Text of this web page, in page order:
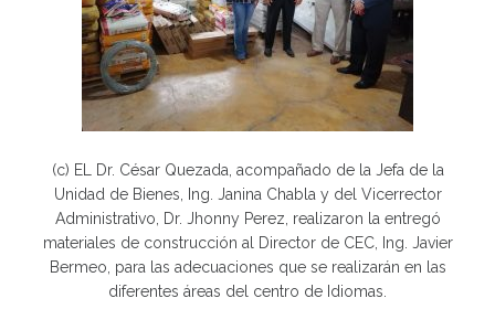
(c) EL Dr. César Quezada, acompañado de la Jefa de la
Unidad de Bienes, Ing. Janina Chabla y del Vicerrector
Administrativo, Dr. Jhonny Perez, realizaron la entregó
materiales de construcción al Director de CEC, Ing. Javier
Bermeo, para las adecuaciones que se realizarán en las
diferentes áreas del centro de Idiomas.